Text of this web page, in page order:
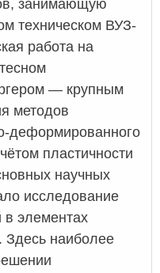
занимающую
техническом ВУЗ-
работа на
— крупным
методов
деформированного
пластичности
научных
исследование
в элементах
Здесь наиболее